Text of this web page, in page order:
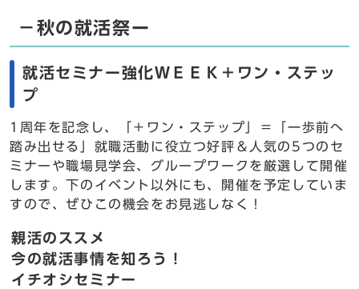
－秋の就活祭ー
就活セミナー強化ＷＥＥＫ＋ワン・ステッ
プ
1周年を記念し、「＋ワン・ステップ」＝「一歩前へ
踏み出せる」就職活動に役立つ好評＆人気の5つのセ
ミナーや職場見学会、グループワークを厳選して開催
します。下のイベント以外にも、開催を予定していま
すので、ぜひこの機会をお見逃しなく！
親活のススメ
今の就活事情を知ろう！
イチオシセミナー